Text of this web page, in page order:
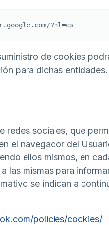
?hl=es
de cookies
para dichas entidades.
redes sociales, que
el navegador del
ellos mismos, en
las mismas para
se indican a
policies/cookies/